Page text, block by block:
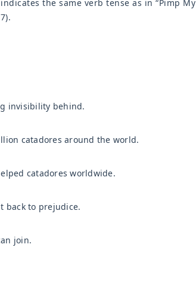
the same verb tense as in “Pimp
invisibility behind.
catadores around the world.
catadores worldwide.
back to prejudice.
join.